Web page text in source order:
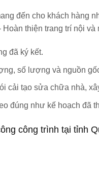
đến cho khách hàng
thiện trang trí nội và
đã ký kết.
số lượng và nguồn
cải tạo sửa chữa nhà,
đúng như kế hoạch đã
công trình tại tỉnh